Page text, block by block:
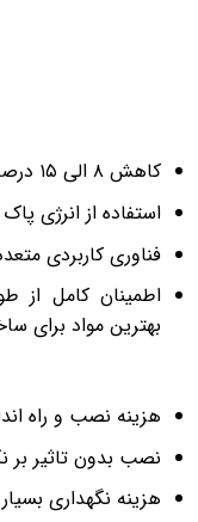
کاهش ۸ الی ۱۵ درصد مصرف انرژی برق
استفاده از انرژی
فناوری کاربردی
اطمینان کامل از
بهترین مواد برای
هزینه نصب و راه
نصب بدون تاثیر بر
هزینه نگهداری